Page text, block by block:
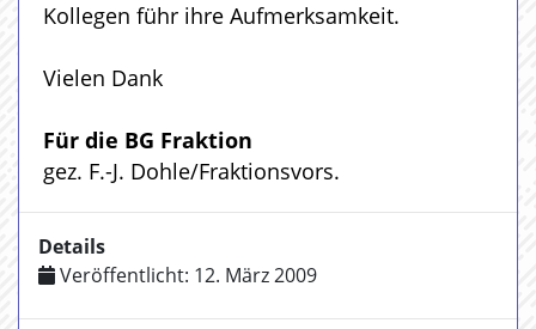
Kollegen führ ihre Aufmerksamkeit.
Vielen Dank
Für die BG Fraktion
gez. F.-J. Dohle/Fraktionsvors.
Details
Veröffentlicht: 12. März 2009